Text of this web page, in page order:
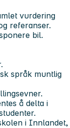
vurdering
referanser.
bil.
språk muntlig
å delta i
i Innlandet,